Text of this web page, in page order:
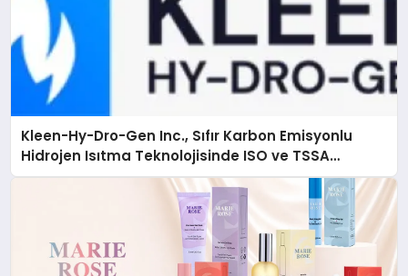
Kleen-Hy-Dro-Gen Inc., Sıfır Karbon Emisyonlu
Hidrojen Isıtma Teknolojisinde ISO ve TSSA
Düzenleyici Onaylarını Aldı